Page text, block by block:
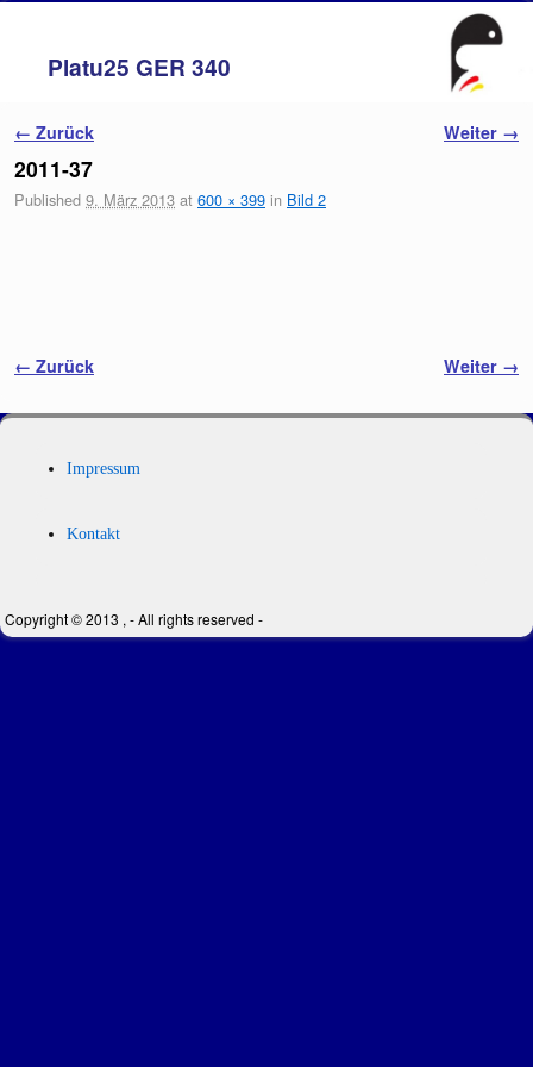
Platu25 GER 340
Bilder-Navigation
← Zurück Weiter →
2011-37
Published 9. März 2013 at 600 × 399 in Bild 2
Bilder-Navigation
← Zurück Weiter →
Impressum
Kontakt
Copyright © 2013 , - All rights reserved -